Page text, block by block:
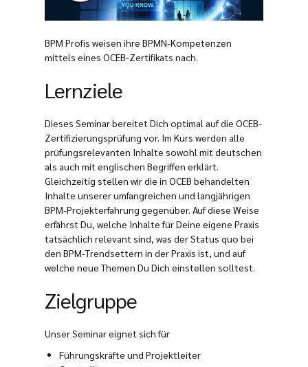
BPM Profis weisen ihre BPMN-Kompetenzen
mittels eines OCEB-Zertifikats nach.
Lernziele
Dieses Seminar bereitet Dich optimal auf die OCEB-
Zertifizierungsprüfung vor. Im Kurs werden alle
prüfungsrelevanten Inhalte sowohl mit deutschen
als auch mit englischen Begriffen erklärt.
Gleichzeitig stellen wir die in OCEB behandelten
Inhalte unserer umfangreichen und langjährigen
BPM-Projekterfahrung gegenüber. Auf diese Weise
erfährst Du, welche Inhalte für Deine eigene Praxis
tatsächlich relevant sind, was der Status quo bei
den BPM-Trendsettern in der Praxis ist, und auf
welche neue Themen Du Dich einstellen solltest.
Zielgruppe
Unser Seminar eignet sich für
Führungskräfte und Projektleiter